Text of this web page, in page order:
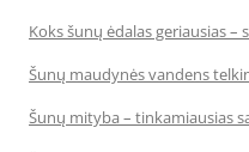
Koks šunų ėdalas geriausias –
Šunų maudynės vandens
Šunų mityba – tinkamiausias